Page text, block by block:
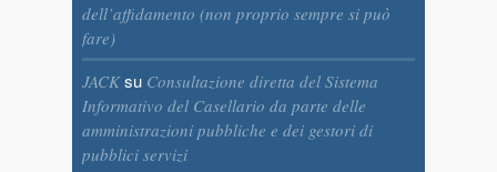
dell’affidamento (non proprio sempre si può
fare)
JACKsu Consultazione diretta del Sistema
Informativo del Casellario da parte delle
amministrazioni pubbliche e dei gestori di
pubblici servizi